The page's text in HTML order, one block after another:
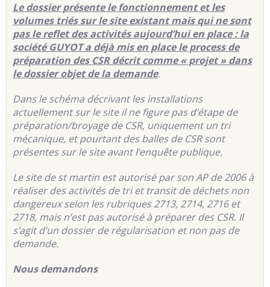
Le dossier présente le fonctionnement et les
volumes triés sur le site existant mais qui ne sont
pas le reflet des activités aujourd’hui en place : la
société GUYOT a déjà mis en place le process de
préparation des CSR décrit comme « projet » dans
le dossier objet de la demande.
Dans le schéma décrivant les installations
actuellement sur le site il ne figure pas d’étape de
préparation/broyage de CSR, uniquement un tri
mécanique, et pourtant des balles de CSR sont
présentes sur le site avant l’enquête publique.
Le site de st martin est autorisé par son AP de 2006 à
réaliser des activités de tri et transit de déchets non
dangereux selon les rubriques 2713, 2714, 2716 et
2718, mais n’est pas autorisé à préparer des CSR. Il
s’agit d’un dossier de régularisation et non pas de
demande.
Nous demandons